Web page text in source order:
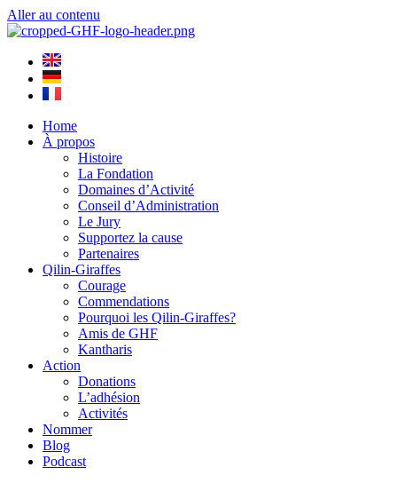
Aller au contenu
Home
À propos
Histoire
La Fondation
Domaines d’Activité
Conseil d’Administration
Le Jury
Supportez la cause
Partenaires
Qilin-Giraffes
Courage
Commendations
Pourquoi les Qilin-Giraffes?
Amis de GHF
Kantharis
Action
Donations
L’adhésion
Activités
Nommer
Blog
Podcast